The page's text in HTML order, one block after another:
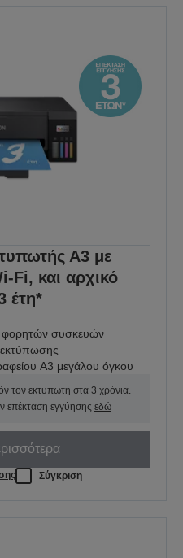
Α3 με
Fi, και αρχικό
έτη*
συσκευών
εκτύπωσης
A3 μεγάλου όγκου
τον εκτυπωτή στα 3 χρόνια.
επέκταση εγγύησης εδώ
Σύγκριση